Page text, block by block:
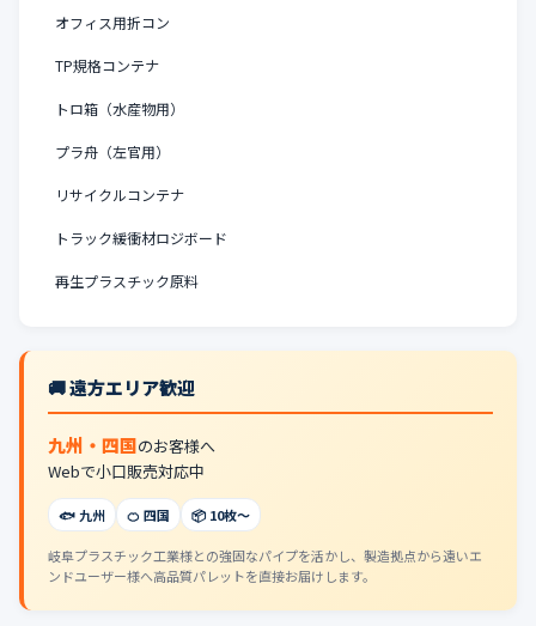
オフィス用折コン
TP規格コンテナ
トロ箱（水産物用）
プラ舟（左官用）
リサイクルコンテナ
トラック緩衝材ロジボード
再生プラスチック原料
🚚 遠方エリア歓迎
九州・四国のお客様へ
Webで小口販売対応中
🐟 九州 🍊 四国 📦 10枚〜
岐阜プラスチック工業様との強固なパイプを活かし、製造拠点から遠いエ
ンドユーザー様へ高品質パレットを直接お届けします。